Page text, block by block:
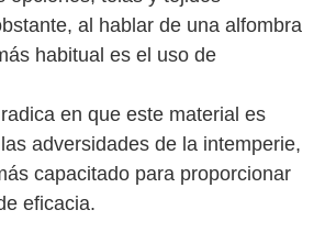
al hablar de una alfombra
habitual es el uso de
en que este material es
adversidades de la intemperie,
capacitado para proporcionar
eficacia.